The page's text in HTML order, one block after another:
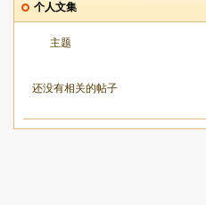
个人文集
主题
还没有相关的帖子